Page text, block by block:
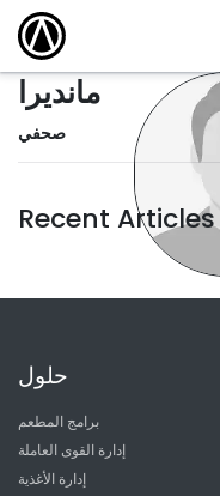
مانديرا
صحفي
Recent
حلول
برامج المطعم
إدارة القوى العاملة
إدارة الأغذية